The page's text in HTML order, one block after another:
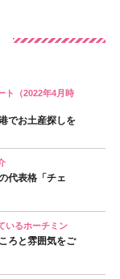
ト（2022年4月時
でお土産探しを
代表格「チェ
いるホーチミン
ろと雰囲気をご